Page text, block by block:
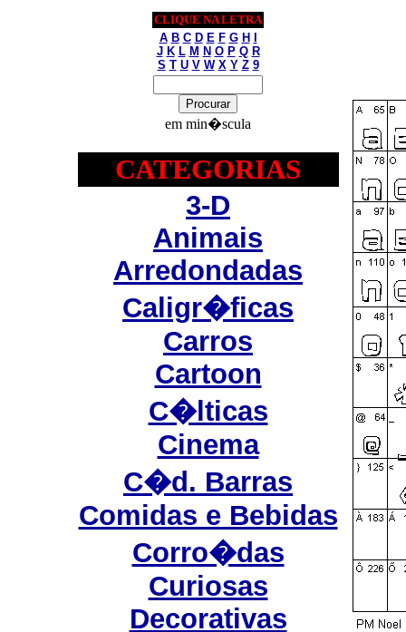
CLIQUE NA LETRA
A B C D E F G H
J K L M N O P Q R
S T U V W X Y Z 9
em min�scula
CATEGORIAS
3-D
Animais
Arredondadas
Caligr�ficas
Carros
Cartoon
C�lticas
Cinema
C�d. Barras
Comidas e Bebidas
Corro�das
Curiosas
Decorativas